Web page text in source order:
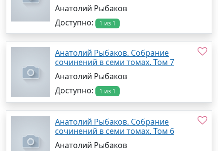
Анатолий Рыбаков
Доступно:
1 из 1
Анатолий Рыбаков. Собрание
сочинений в семи томах. Том 7
Анатолий Рыбаков
Доступно:
1 из 1
Анатолий Рыбаков. Собрание
сочинений в семи томах. Том 6
Анатолий Рыбаков